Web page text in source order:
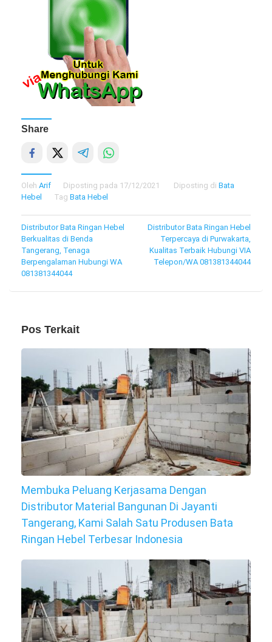
Share
Oleh Arif Diposting pada 17/12/2021 Diposting di Bata
Hebel
Tag Bata Hebel
Navigasi
pos
Distributor Bata Ringan Hebel
Berkualitas di Benda
Tangerang, Tenaga
Berpengalaman Hubungi WA
081381344044
Distributor Bata Ringan Hebel
Terpercaya di Purwakarta,
Kualitas Terbaik Hubungi VIA
Telepon/WA 081381344044
Pos Terkait
Membuka Peluang Kerjasama Dengan
Distributor Material Bangunan Di Jayanti
Tangerang, Kami Salah Satu Produsen Bata
Ringan Hebel Terbesar Indonesia